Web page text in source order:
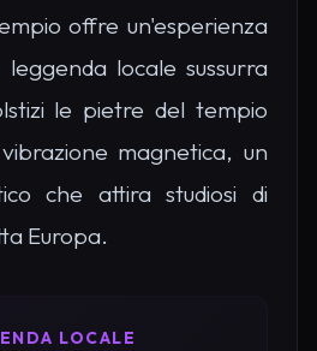
offre un'esperienza
locale sussurra
le pietre del tempio
magnetica, un
che attira studiosi di
Europa.
LOCALE